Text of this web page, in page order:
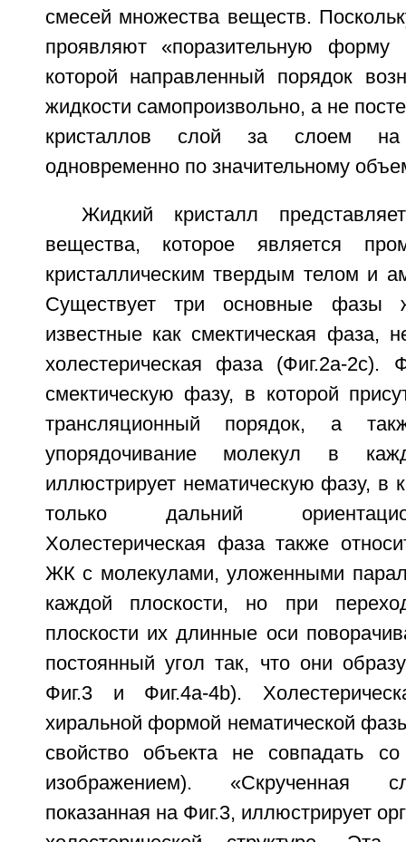
смесей множества веществ.
проявляют «поразительную форму
которой направленный порядок
жидкости самопроизвольно, а не
кристаллов слой за слоем на
одновременно по значительному
Жидкий кристалл
вещества, которое является
кристаллическим твердым телом и
Существует три основные фазы
известные как смектическая фаза,
холестерическая фаза (Фиг.2а-2с).
смектическую фазу, в которой
трансляционный порядок, а
упорядочивание молекул в
иллюстрирует нематическую фазу, в
только дальний
Холестерическая фаза также
ЖК с молекулами, уложенными
каждой плоскости, но при
плоскости их длинные оси
постоянный угол так, что они
Фиг.3 и Фиг.4а-4b).
хиральной формой нематической
свойство объекта не совпадать
изображением). «Скрученная
показанная на Фиг.3, иллюстрирует